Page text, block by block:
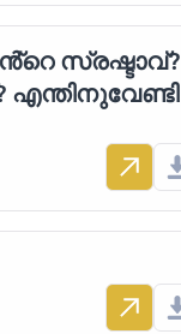
സ്രഷ്ടാവ്?